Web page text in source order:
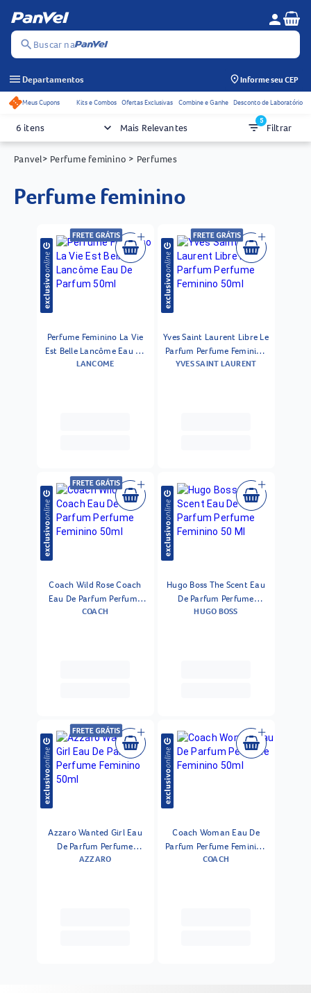
search Buscar na
Menu do
person
menu Departamentos Informe seu CEP
Acessos rápidos do cabeçalho
Meus Cupons Kits e Combos Ofertas Exclusivas Combine e Ganhe Desconto de Laboratório
6 itens keyboard_arrow_down Mais Relevantes filter_list5
Filtrar
Panvel> Perfume feminino > Perfumes
perfume feminino
Perfume Feminino La Vie
Est Belle Lancôme Eau De
Parfum 50ml
LANCOME
Yves Saint Laurent Libre Le
Parfum Perfume Feminino
50ml
YVES SAINT LAURENT
Coach Wild Rose Coach
Eau De Parfum Perfume
Feminino 50ml
COACH
Hugo Boss The Scent Eau
De Parfum Perfume
Feminino 50 Ml
HUGO BOSS
Azzaro Wanted Girl Eau
De Parfum Perfume
Feminino 50ml
AZZARO
Coach Woman Eau De
Parfum Perfume Feminino
50ml
COACH